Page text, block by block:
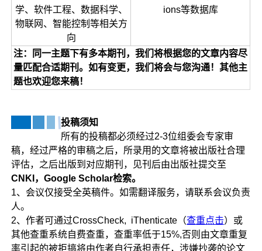
学、软件工程、数据科学、
物联网、智能控制等相关方
向
ions等数据库
注：同一主题下有多本期刊，我们将根据您的文章内容尽
量匹配合适期刊。如有变更，我们将会与您沟通！其他主
题也欢迎您来稿！
投稿须知
所有的投稿都必须经过2-3位组委会专家审
稿，经过严格的审稿之后，所录用的文章将被出版社合理
评估，之后出版到对应期刊，见刊后由出版社提交至
CNKI，Google Scholar检索。
1、会议仅接受全英稿件。如需翻译服务，请联系会议负责
人。
2、作者可通过CrossCheck, iThenticate（查重点击）或
其他查重系统自费查重，查重率低于15%,否则由文章重复
率引起的被拒搞将由作者自行承担责任，涉嫌抄袭的论文